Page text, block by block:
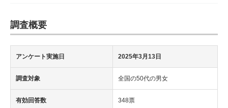
調査概要
アンケート実施日 2025年3月13日
調査対象 全国の50代の男女
有効回答数 348票